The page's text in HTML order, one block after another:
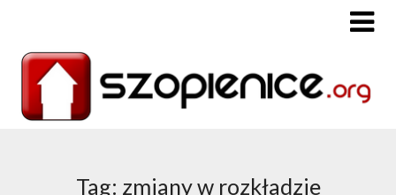
Tag: zmiany w rozkładzie